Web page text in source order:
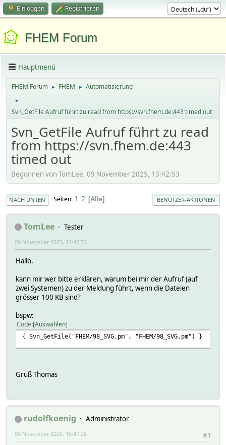
Einloggen Registrieren
FHEM Forum
Hauptmenü
FHEM Forum ► FHEM ► Automatisierung
►
Svn_GetFile Aufruf führt zu read from https://svn.fhem.de:443 timed out
Svn_GetFile Aufruf führt zu read
from https://svn.fhem.de:443
timed out
Begonnen von TomLee, 09 November 2025, 13:42:53
NACH UNTEN Seiten 1 2 Alle BENUTZER-AKTIONEN
TomLee Tester
09 November 2025, 13:42:53
Hallo,
kann mir wer bitte erklären, warum bei mir der Aufruf (auf
zwei Systemen) zu der Meldung führt, wenn die Dateien
grösser 100 KB sind?
bspw:
Code Auswählen
{ Svn_GetFile("FHEM/98_SVG.pm", "FHEM/98_SVG.pm") }
Gruß Thomas
rudolfkoenig
Administrator
#1
09 November 2025, 16:47:26